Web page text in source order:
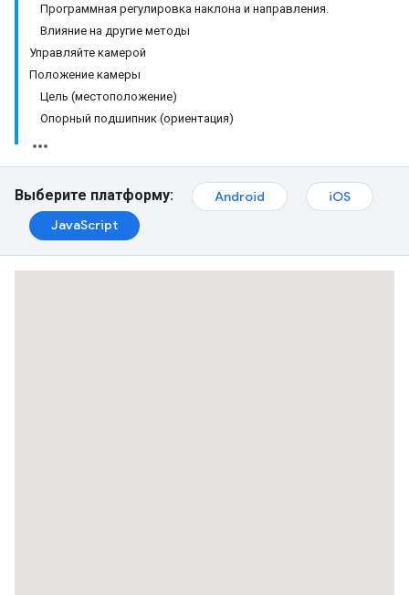
Программная регулировка наклона и направления.
Влияние на другие методы
Управляйте камерой
Положение камеры
Цель (местоположение)
Опорный подшипник (ориентация)
Выберите платформу: Android
iOS
JavaScript